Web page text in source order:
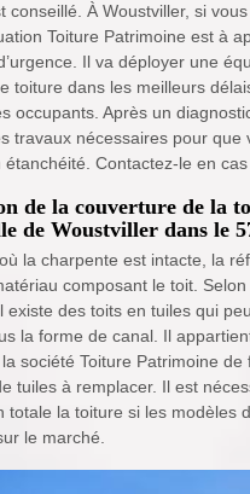
conseillé. À Woustviller, si
Toiture Patrimoine est à
Il va déployer une
toiture dans les meilleurs
occupants. Après un
travaux nécessaires pour que
Contactez-le en cas
de la couverture de la
de Woustviller dans le
la charpente est intacte, la
composant le toit. Selon
existe des toits en tuiles qui
la forme de canal. Il
société Toiture Patrimoine
tuiles à remplacer. Il est
totale la toiture si les modèles
le marché.